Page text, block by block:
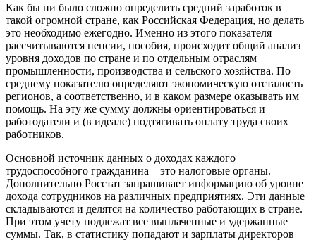
Как бы ни было сложно определить средний заработок в
такой огромной стране, как Российская Федерация, но делать
это необходимо ежегодно. Именно из этого показателя
рассчитываются пенсии, пособия, происходит общий анализ
уровня доходов по стране и по отдельным отраслям
промышленности, производства и сельского хозяйства. По
среднему показателю определяют экономическую отсталость
регионов, а соответственно, и в каком размере оказывать им
помощь. На эту же сумму должны ориентироваться и
работодатели и (в идеале) подтягивать оплату труда своих
работников.
Основной источник данных о доходах каждого
трудоспособного гражданина – это налоговые органы.
Дополнительно Росстат запрашивает информацию об уровне
дохода сотрудников на различных предприятиях. Эти данные
складываются и делятся на количество работающих в стране.
При этом учету подлежат все выплаченные и удержанные
суммы. Так, в статистику попадают и зарплаты директоров